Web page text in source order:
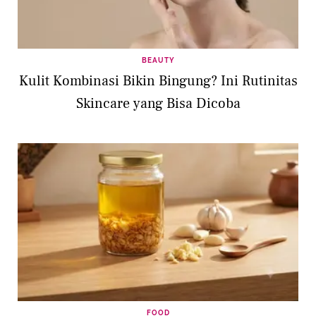
BEAUTY
Kulit Kombinasi Bikin Bingung? Ini Rutinitas
Skincare yang Bisa Dicoba
FOOD